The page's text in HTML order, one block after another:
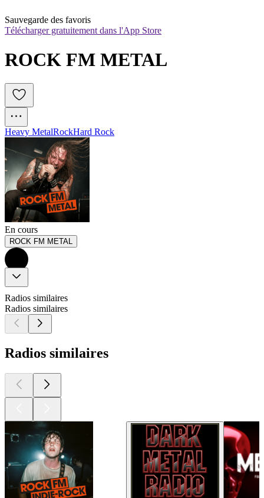
Sauvegarde des favoris
Télécharger gratuitement dans l'App Store
ROCK FM METAL
Heavy MetalRockHard Rock
En cours
ROCK FM METAL
Radios similaires
Radios similaires
Radios similaires